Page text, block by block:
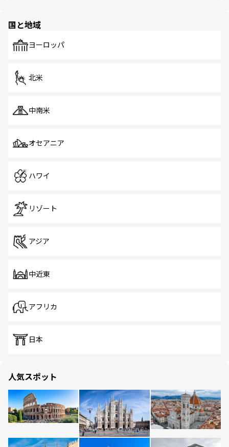
で、ホーカーズは地元の風情を楽しめる外せないスポット
国と地域
ヨーロッパ
北米
中南米
オセアニア
ハワイ
リゾート
アジア
中近東
アフリカ
日本
人気スポット